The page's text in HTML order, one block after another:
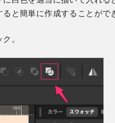
と簡単に作成することがで
。